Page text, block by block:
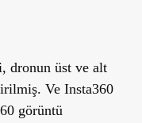
dronun üst ve alt
Ve Insta360
görüntü